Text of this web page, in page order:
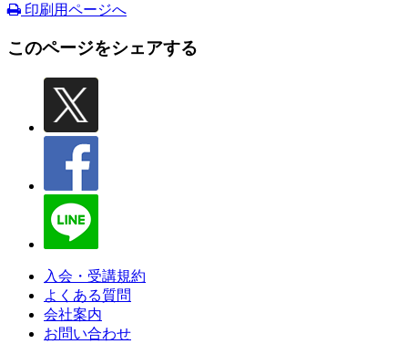
印刷用ページへ
このページをシェアする
入会・受講規約
よくある質問
会社案内
お問い合わせ